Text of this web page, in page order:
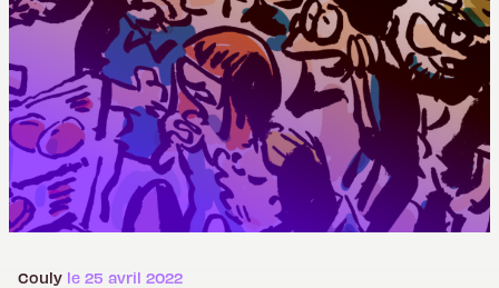
Couly le 25 avril 2022